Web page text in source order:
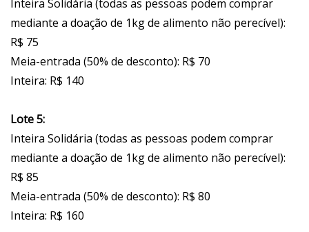
Inteira Solidária (todas as pessoas podem comprar
mediante a doação de 1kg de alimento não perecível):
R$ 75
Meia-entrada (50% de desconto): R$ 70
Inteira: R$ 140
Lote 5:
Inteira Solidária (todas as pessoas podem comprar
mediante a doação de 1kg de alimento não perecível):
R$ 85
Meia-entrada (50% de desconto): R$ 80
Inteira: R$ 160